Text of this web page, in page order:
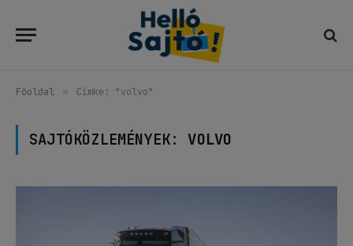
Főoldal » Címke: "volvo"
SAJTÓKÖZLEMÉNYEK:VOLVO